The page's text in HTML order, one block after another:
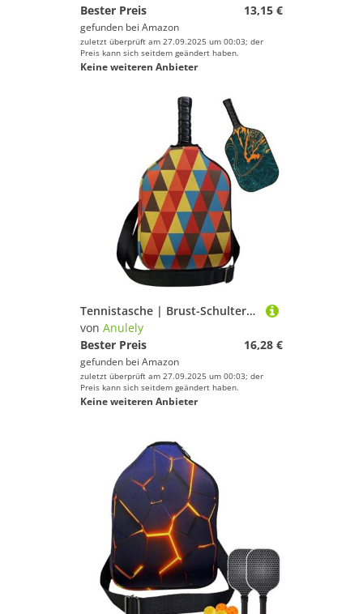
Bester Preis
13,15 €
gefunden bei Amazon
zuletzt überprüft am 27.09.2025 um 00:03; der
Preis kann sich seitdem geändert haben.
Keine weiteren Anbieter
Tennistasche | Brust-Schulter-Geldbörse, wasserabweisend, für Damen und Herren
von Anulely
Bester Preis
16,28 €
gefunden bei Amazon
zuletzt überprüft am 27.09.2025 um 00:03; der
Preis kann sich seitdem geändert haben.
Keine weiteren Anbieter